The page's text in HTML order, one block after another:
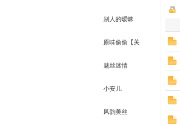
别人的暧昧
【关闭】
原味偷偷【关
闭】
魅丝迷情
小安儿
风韵美丝